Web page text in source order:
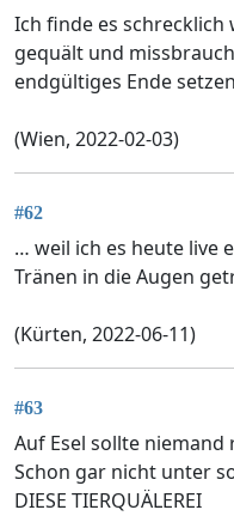
Ich finde es schrecklich
gequält und
endgültiges Ende
(Wien, 2022-02-03)
#62
… weil ich es heute live
Tränen in die Augen
(Kürten, 2022-06-11)
#63
Auf Esel sollte niemand
Schon gar nicht unter
DIESE TIERQUÄLEREI